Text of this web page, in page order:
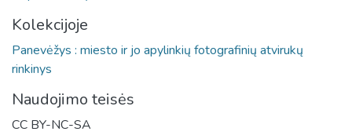
Kolekcijoje
Panevėžys : miesto ir jo apylinkių fotografinių atvirukų
rinkinys
Naudojimo teisės
CC BY-NC-SA